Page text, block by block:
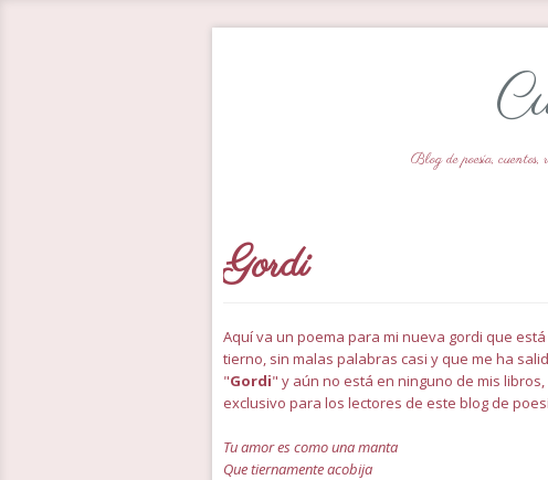
Blog de poesía,
Gordi
Aquí va un poema para mi nueva gordi que
tierno, sin malas palabras casi y que me ha
"Gordi" y aún no está en ninguno de mis
exclusivo para los lectores de este blog de
Tu amor es como una manta
Que tiernamente acobija